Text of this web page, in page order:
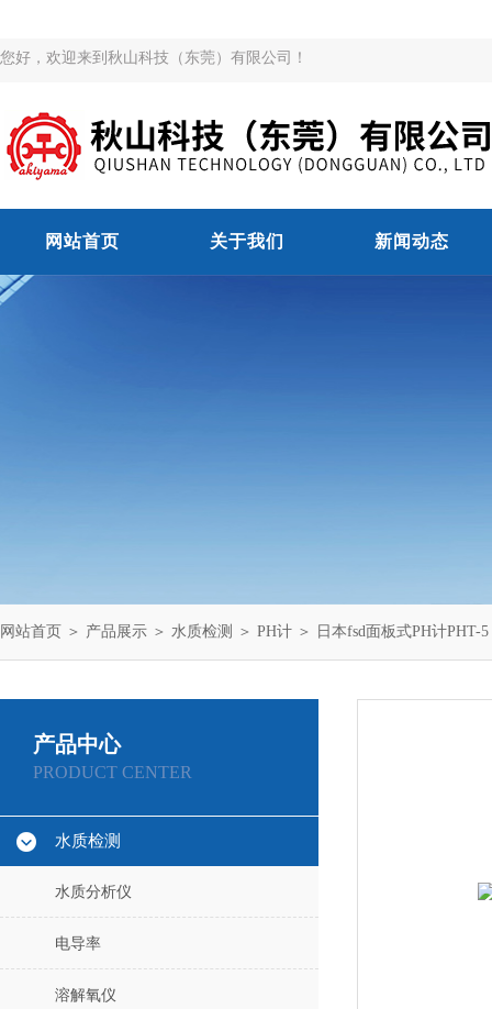
您好，欢迎来到秋山科技（东莞）有限公司！
网站首页 关于我们 新闻动态
网站首页 ＞ 产品展示 ＞ 水质检测 ＞ PH计 ＞ 日本fsd面板式PH计PHT-5
产品中心
PRODUCT CENTER
水质检测
水质分析仪
电导率
溶解氧仪